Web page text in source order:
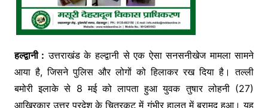
हल्द्वानी : उत्तराखंड के हल्द्वानी से एक ऐसा सनसनीखेज मामला सामने
आया है, जिसने पुलिस और लोगों को हिलाकर रख दिया है। तल्ली
बमोरी इलाके से 8 मई को लापता हुआ युवक तुषार लोहनी (27)
आखिरकार उत्तर प्रदेश के चित्रकूट में गंभीर हालत में बरामद हुआ। यह